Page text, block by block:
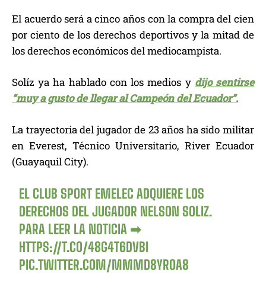
El acuerdo será a cinco años con la compra del cien
por ciento de los derechos deportivos y la mitad de
los derechos económicos del mediocampista.
Solíz ya ha hablado con los medios y dijo sentirse
“muy a gusto de llegar al Campeón del Ecuador”.
La trayectoria del jugador de 23 años ha sido militar
en Everest, Técnico Universitario, River Ecuador
(Guayaquil City).
EL CLUB SPORT EMELEC ADQUIERE LOS
DERECHOS DEL JUGADOR NELSON SOLIZ.
PARA LEER LA NOTICIA ➡
HTTPS://T.CO/48G4T6DVBI
PIC.TWITTER.COM/MMMD8YROA8